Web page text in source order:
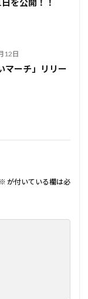
を公開！！
12日
マーチ」リリー
※ が付いている欄は必